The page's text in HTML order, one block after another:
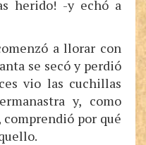
herido! -y echó a
a llorar con
se secó y perdió
vio las cuchillas
y, como
comprendió por qué